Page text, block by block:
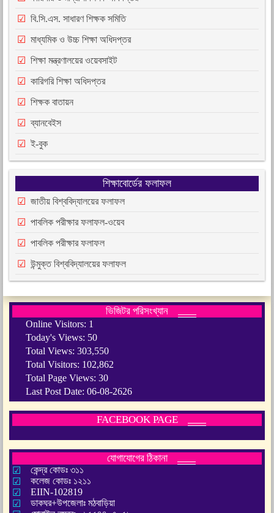
বি.সি.এস. সাধারণ শিক্ষক সমিতি
মাধ্যমিক ও উচ্চ শিক্ষা অধিদপ্তর
শিক্ষা মন্ত্রণালয়ের ওয়েবসাইট
কারিগরি শিক্ষা অধিদপ্তর
শিক্ষক বাতায়ন
ব্যানবেইস
ই-বুক
শিক্ষাবোর্ডের ফলাফল
জাতীয় বিশ্ববিদ্যালয়ের ফলাফল
পাবলিক পরীক্ষার ফলাফল-ওয়েব
পাবলিক পরীক্ষার ফলাফল
উন্মুক্ত বিশ্ববিদ্যালয়ের ফলাফল
ভিজিটর পরিসংখ্যান
Online Visitors: 1
Today's Views: 50
Total Views: 303,550
Total Visitors: 102,862
Total Page Views: 30
Last Post Date: 06-08-2626
FACEBOOK PAGE
যোগাযোগের ঠিকানা
কেন্দ্র কোডঃ ৩১১
কলেজ কোডঃ ১২১১
EIIN-102819
ডাকঘর+উপজেলাঃ মঠবাড়িয়া